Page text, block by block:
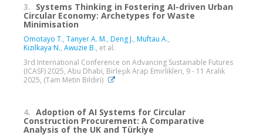
3. Systems Thinking in Fostering AI-driven Urban
Circular Economy: Archetypes for Waste
Minimisation
Omotayo T., Tanyer A. M., Deng J., Muftau A.,
Kızılkaya N., Awuzie B., et al.
3rd International Conference on Advancing Sustainable Futures
(ICASF) 2025, Abu Dhabi, Birleşik Arap Emirlikleri, 9 - 11 Aralık
2025, (Tam Metin Bildiri)
4. Adoption of AI Systems for Circular
Construction Procurement: A Comparative
Analysis of the UK and Türkiye